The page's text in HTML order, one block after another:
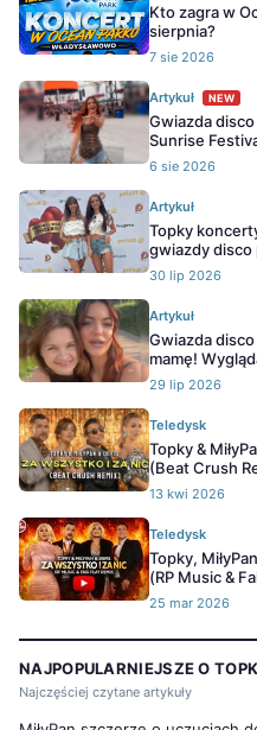
Kto zagra w
sierpnia?
7 sie 2026
Artykuł NEW
Gwiazda
Sunrise
6 sie 2026
Artykuł
Topky
gwiazdy disco
30 lip 2026
Artykuł
Gwiazda
mamę!
29 lip 2026
Teledysk
Topky &
(Beat Crush
13 kwi 2026
Teledysk
Topky,
(RP Music &
25 mar 2026
NAJPOPULARNIEJSZE O
Najczęściej czytane artykuły